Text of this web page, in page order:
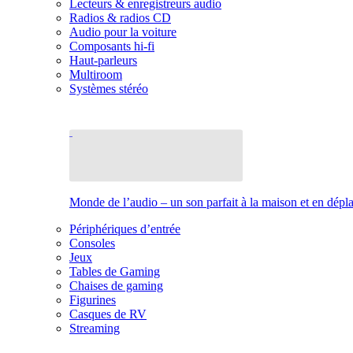
Lecteurs & enregistreurs audio
Radios & radios CD
Audio pour la voiture
Composants hi-fi
Haut-parleurs
Multiroom
Systèmes stéréo
Monde de l’audio – un son parfait à la maison et en
Périphériques d’entrée
Consoles
Jeux
Tables de Gaming
Chaises de gaming
Figurines
Casques de RV
Streaming